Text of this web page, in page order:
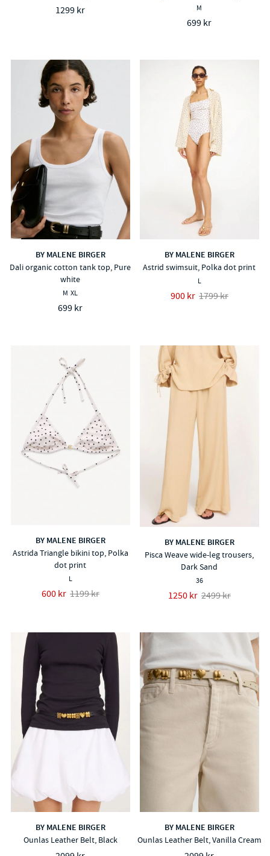
1299 kr M
699 kr
BY MALENE BIRGER
Dali organic cotton tank top, Pure
white
M XL
699 kr
BY MALENE BIRGER
Astrid swimsuit, Polka dot print
L
900 kr 1799 kr
BY MALENE BIRGER
Astrida Triangle bikini top, Polka
dot print
L
600 kr 1199 kr
BY MALENE BIRGER
Pisca Weave wide-leg trousers,
Dark Sand
36
1250 kr 2499 kr
BY MALENE BIRGER
Ounlas Leather Belt, Black
BY MALENE BIRGER
Ounlas Leather Belt, Vanilla Cream